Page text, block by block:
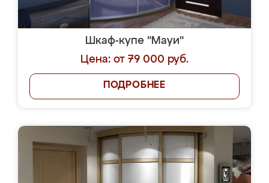
Шкаф-купе "Мауи"
Цена: от 79 000 руб.
ПОДРОБНЕЕ